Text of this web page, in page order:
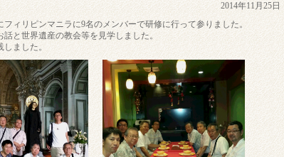
2014年11月25日
ィリピンマニラに9名のメンバーで研修に行って参りました。
と世界遺産の教会等を見学しました。
ました。